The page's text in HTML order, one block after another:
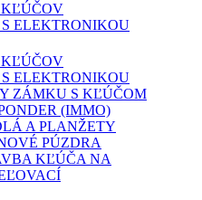
ELEKTRONIKOU
ELEKTRONIKOU
ZÁMKU S KĽÚČOM
(IMMO)
A PLANŽETY
PÚZDRA
KĽÚČA NA